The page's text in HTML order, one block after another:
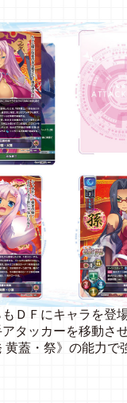
ＤＦにキャラを登
タッカーを移動さ
蓋・祭》の能力